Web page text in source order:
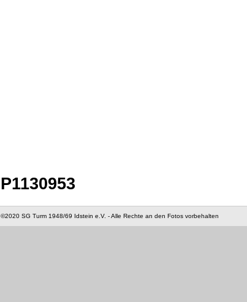
P1130953
©2020 SG Turm 1948/69 Idstein e.V. - Alle Rechte an den Fotos vorbehalten